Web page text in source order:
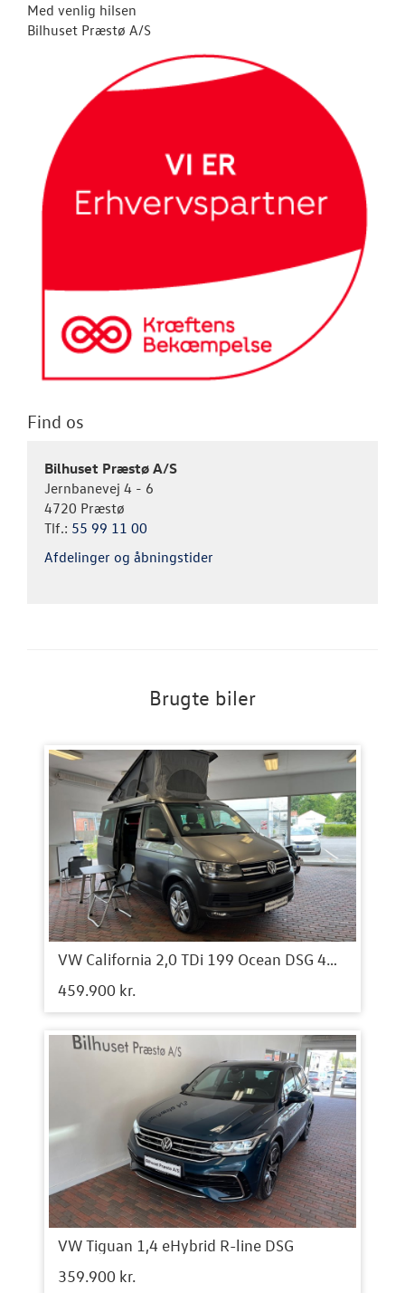
Med venlig hilsen
Bilhuset Præstø A/S
Find os
Bilhuset Præstø A/S
Jernbanevej 4 - 6
4720 Præstø
Tlf.: 55 99 11 00
Afdelinger og åbningstider
Brugte biler
VW California 2,0 TDi 199 Ocean DSG 4Motion
459.900 kr.
VW Tiguan 1,4 eHybrid R-line DSG
359.900 kr.